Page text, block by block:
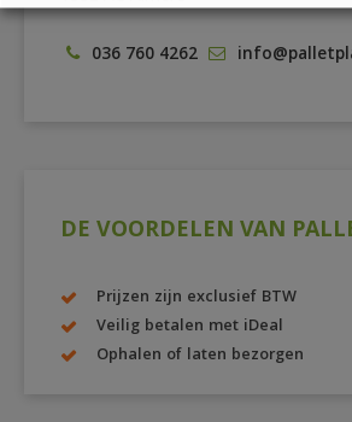
036 760 4262
DE VOORDELEN VAN
Prijzen zijn exclusief BTW
Veilig betalen met iDeal
Ophalen of laten bezorgen